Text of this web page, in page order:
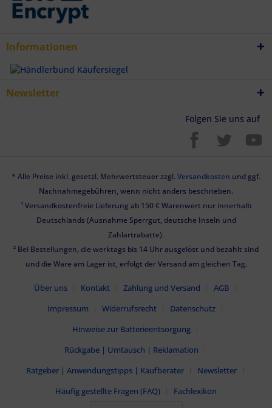
Informationen
Newsletter
Folgen Sie uns auf
* Alle Preise inkl. gesetzl. Mehrwertsteuer zzgl. Versandkosten und ggf.
Nachnahmegebühren, wenn nicht anders beschrieben.
¹ Versandkostenfreie Lieferung ab 150 € Warenwert nur innerhalb
Deutschlands (Ausnahme Sperrgut, deutsche Inseln und
Zahlartrabatte).
² Bei Bestellungen, die werktags bis 14 Uhr ausgelöst und bezahlt sind
und die Ware am Lager ist, erfolgt der Versand am gleichen Tag.
Über uns Kontakt Zahlung und Versand
AGB
Impressum
Widerrufsrecht
Datenschutz
Hinweise zur Batterieentsorgung
Rückgabe | Umtausch | Reklamation
Ratgeber | Anwendungstipps | Kaufberater
Newsletter
Häufig gestellte Fragen (FAQ)
Fachlexikon